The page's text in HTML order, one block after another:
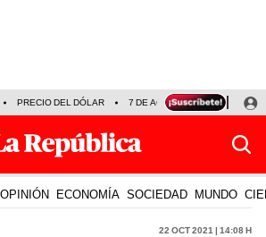
PRECIO DEL DÓLAR 7 DE AGOSTO OLLANTA
OPINIÓN ECONOMÍA SOCIEDAD MUNDO
22 Oct 2021 | 14:08 h